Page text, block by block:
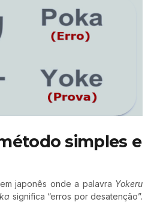
simples e
japonês onde a palavra Yokeru
significa “erros por desatenção”.